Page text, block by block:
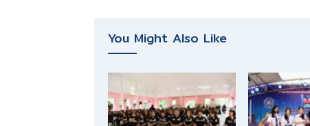
You Might Also Like